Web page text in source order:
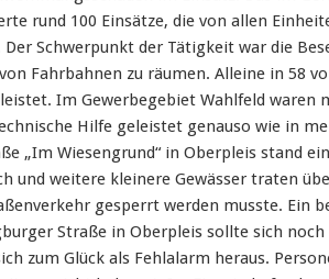
rund 100 Einsätze, die von allen
Der Schwerpunkt der Tätigkeit war die
Fahrbahnen zu räumen. Alleine in 58
Im Gewerbegebiet Wahlfeld
Hilfe geleistet genauso wie in
„Im Wiesengrund“ in Oberpleis stand
und weitere kleinere Gewässer traten
gesperrt werden musste. Ein
Straße in Oberpleis sollte sich
zum Glück als Fehlalarm heraus.